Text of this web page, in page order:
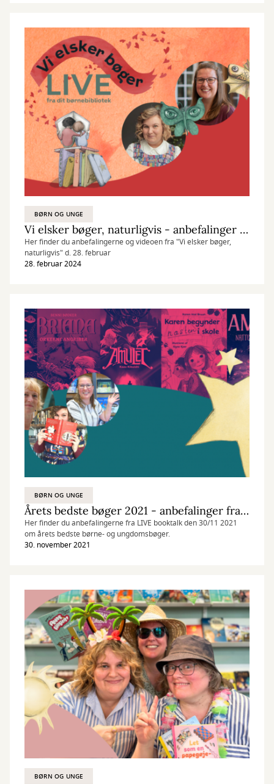
BØRN OG UNGE
Vi elsker bøger, naturligvis - anbefalinger fra Vi elsker bøger LIVE d. 28/2
Her finder du anbefalingerne og videoen fra "Vi elsker bøger,
naturligvis" d. 28. februar
28. februar 2024
BØRN OG UNGE
Årets bedste bøger 2021 - anbefalinger fra LIVE booktalk
Her finder du anbefalingerne fra LIVE booktalk den 30/11 2021
om årets bedste børne- og ungdomsbøger.
30. november 2021
BØRN OG UNGE